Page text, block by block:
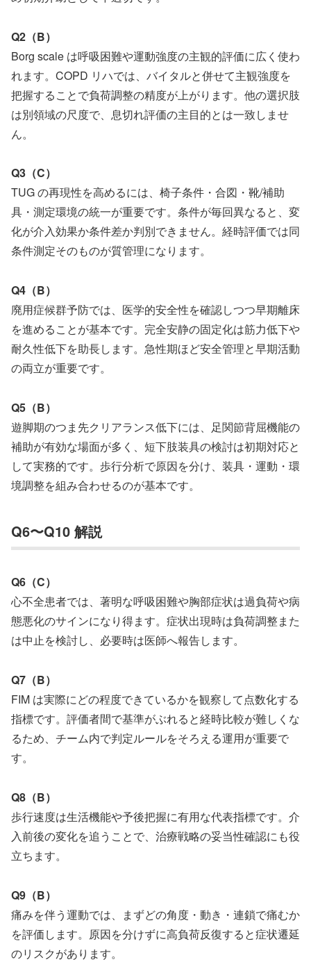
Q2（B）
Borg scale は呼吸困難や運動強度の主観的評価に広く使わ
れます。COPD リハでは、バイタルと併せて主観強度を
把握することで負荷調整の精度が上がります。他の選択肢
は別領域の尺度で、息切れ評価の主目的とは一致しませ
ん。
Q3（C）
TUG の再現性を高めるには、椅子条件・合図・靴/補助
具・測定環境の統一が重要です。条件が毎回異なると、変
化が介入効果か条件差か判別できません。経時評価では同
条件測定そのものが質管理になります。
Q4（B）
廃用症候群予防では、医学的安全性を確認しつつ早期離床
を進めることが基本です。完全安静の固定化は筋力低下や
耐久性低下を助長します。急性期ほど安全管理と早期活動
の両立が重要です。
Q5（B）
遊脚期のつま先クリアランス低下には、足関節背屈機能の
補助が有効な場面が多く、短下肢装具の検討は初期対応と
して実務的です。歩行分析で原因を分け、装具・運動・環
境調整を組み合わせるのが基本です。
Q6〜Q10 解説
Q6（C）
心不全患者では、著明な呼吸困難や胸部症状は過負荷や病
態悪化のサインになり得ます。症状出現時は負荷調整また
は中止を検討し、必要時は医師へ報告します。
Q7（B）
FIM は実際にどの程度できているかを観察して点数化する
指標です。評価者間で基準がぶれると経時比較が難しくな
るため、チーム内で判定ルールをそろえる運用が重要で
す。
Q8（B）
歩行速度は生活機能や予後把握に有用な代表指標です。介
入前後の変化を追うことで、治療戦略の妥当性確認にも役
立ちます。
Q9（B）
痛みを伴う運動では、まずどの角度・動き・連鎖で痛むか
を評価します。原因を分けずに高負荷反復すると症状遷延
のリスクがあります。